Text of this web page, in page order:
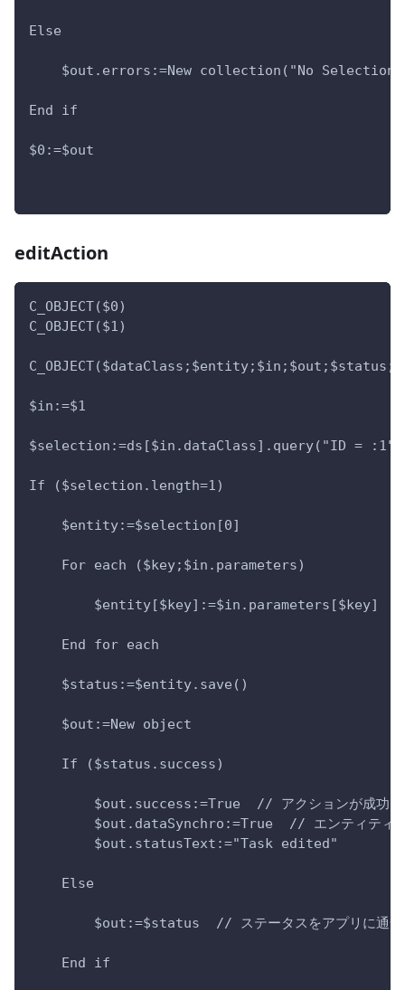
Else
$out.errors:=New collection("No
End if
$0:=$out
editAction
C_OBJECT($0)
C_OBJECT($1)
$in:=$1
$selection:=ds[$in.dataClass].query("ID =
If ($selection.length=1)
    $entity:=$selection[0]
    For each ($key;$in.parameters)
        $entity[$key]:=$in.parameters[$key]
    End for each
    $status:=$entity.save()
    $out:=New object
    If ($status.success)
$out.success:=True  // アクションが成功し
$out.dataSynchro:=True  // エンティティの
        $out.statusText:="Task edited"
    Else
$out:=$status  // ステータスをアプリに通知
    End if